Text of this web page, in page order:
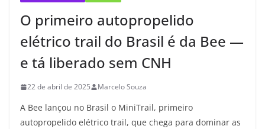
O primeiro autopropelido
elétrico trail do Brasil é da Bee —
e tá liberado sem CNH
22 de abril de 2025 Marcelo Souza
A Bee lançou no Brasil o MiniTrail, primeiro
autopropelido elétrico trail, que chega para dominar as